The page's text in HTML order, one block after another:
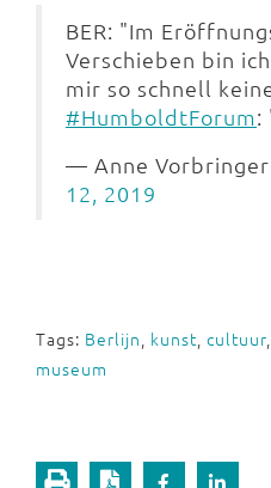
BER: "Im
Verschieben bin
mir so schnell
#HumboldtForum:
— Anne Vorbringer
12, 2019
Tags: Berlijn, kunst, cultuur,
museum